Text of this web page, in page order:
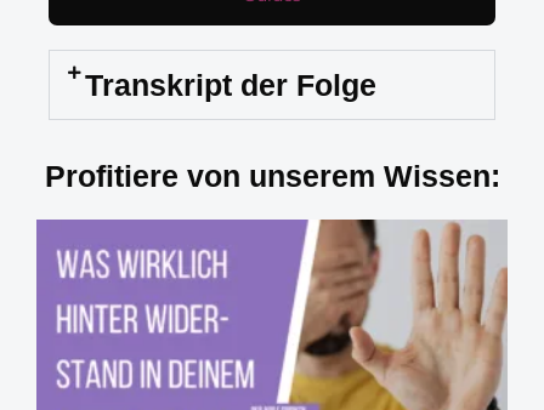
Transkript der Folge
Profitiere von unserem Wissen: